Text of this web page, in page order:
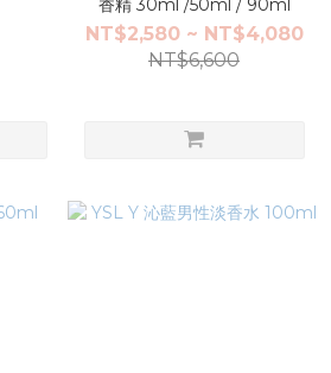
香精 30ml /50ml / 90ml
NT$2,580 ~ NT$4,080
NT$6,600